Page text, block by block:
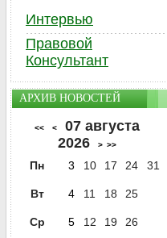
Интервью
Правовой
Консультант
АРХИВ НОВОСТЕЙ
<< <
07 августа
2026
> >>
Пн 3 10 17 24 31
Вт 4 11 18 25
Ср 5 12 19 26